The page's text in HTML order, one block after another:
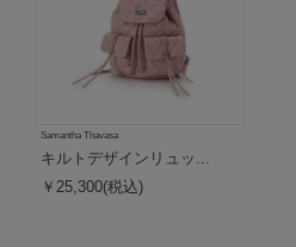
Samantha Thavasa
キルトデザインリュッ...
￥25,300(税込)